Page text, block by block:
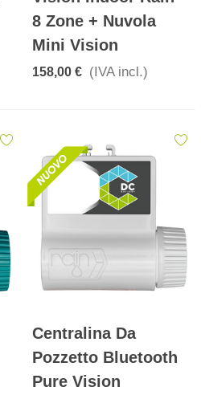
8 Zone + Nuvola
Mini Vision
158,00 € (IVA incl.)
Centralina Da
Pozzetto Bluetooth
Pure Vision